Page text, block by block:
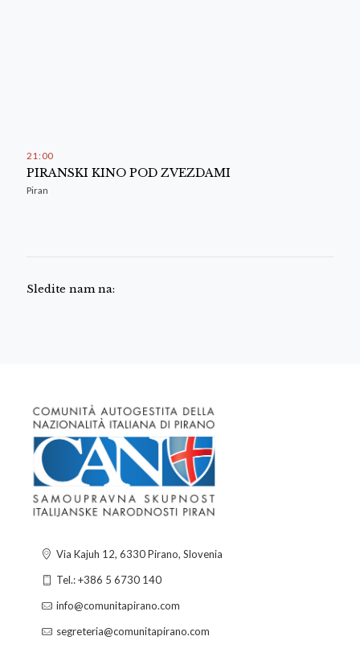
21 : 00
PIRANSKI KINO POD ZVEZDAMI
Piran
Sledite nam na:
Via Kajuh 12, 6330 Pirano, Slovenia
Tel.: +386 5 6730 140
info@comunitapirano.com
segreteria@comunitapirano.com